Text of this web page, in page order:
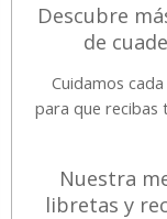
Descubre
de
Cuidamos
para que recibas
Nuestra
libretas y